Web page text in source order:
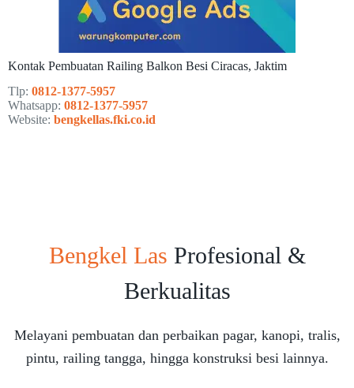
Kontak Pembuatan Railing Balkon Besi Ciracas, Jaktim
Tlp: 0812-1377-5957
Whatsapp: 0812-1377-5957
Website: bengkellas.fki.co.id
Bengkel Las Profesional &
Berkualitas
Melayani pembuatan dan perbaikan pagar, kanopi, tralis,
pintu, railing tangga, hingga konstruksi besi lainnya.